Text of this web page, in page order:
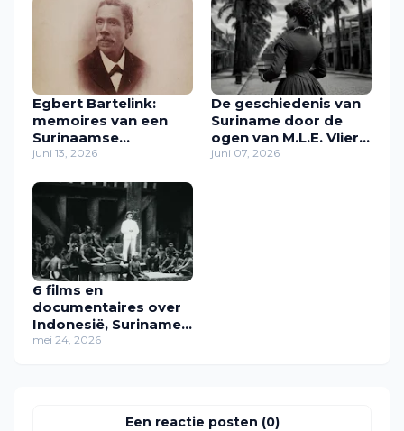
Egbert Bartelink:
memoires van een
Surinaamse
plantage-opzichter in
juni 13, 2026
De geschiedenis van
Suriname door de
ogen van M.L.E. Vlier
(1863) – een digitaal
juni 07, 2026
6 films en
documentaires over
Indonesië, Suriname
en kolonialisme
mei 24, 2026
Een reactie posten (0)